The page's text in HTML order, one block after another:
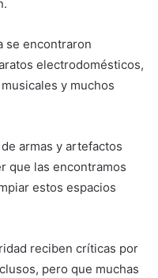
se encontraron
electrodomésticos,
y muchos
armas y artefactos
que las encontramos
estos espacios
reciben críticas por
pero que muchas